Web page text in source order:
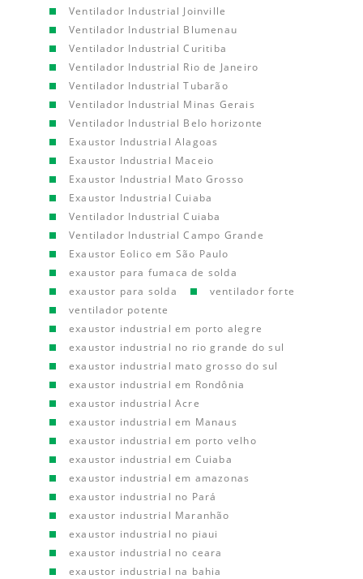
Ventilador Industrial Joinville
Ventilador Industrial Blumenau
Ventilador Industrial Curitiba
Ventilador Industrial Rio de Janeiro
Ventilador Industrial Tubarão
Ventilador Industrial Minas Gerais
Ventilador Industrial Belo horizonte
Exaustor Industrial Alagoas
Exaustor Industrial Maceio
Exaustor Industrial Mato Grosso
Exaustor Industrial Cuiaba
Ventilador Industrial Cuiaba
Ventilador Industrial Campo Grande
Exaustor Eolico em São Paulo
exaustor para fumaca de solda
exaustor para solda
ventilador forte
ventilador potente
exaustor industrial em porto alegre
exaustor industrial no rio grande do sul
exaustor industrial mato grosso do sul
exaustor industrial em Rondônia
exaustor industrial Acre
exaustor industrial em Manaus
exaustor industrial em porto velho
exaustor industrial em Cuiaba
exaustor industrial em amazonas
exaustor industrial no Pará
exaustor industrial Maranhão
exaustor industrial no piaui
exaustor industrial no ceara
exaustor industrial na bahia